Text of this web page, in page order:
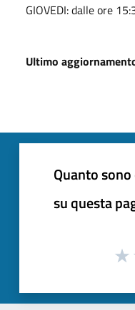
GIOVEDI: dalle ore
Ultimo
Quanto
su questa